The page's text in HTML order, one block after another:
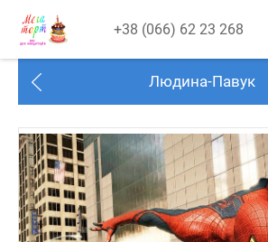
+38 (066) 62 23 268
Людина-Павук